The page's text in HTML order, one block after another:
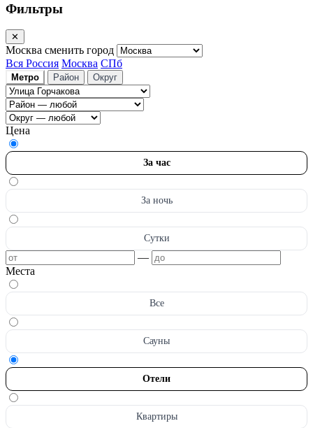
Фильтры
✕
Москва сменить город
Вся Россия Москва СПб
Метро Район Округ
Цена
За час
За ночь
Сутки
—
Места
Все
Сауны
Отели
Квартиры